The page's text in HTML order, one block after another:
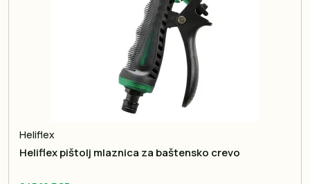
Heliflex
Heliflex pištolj mlaznica za baštensko crevo